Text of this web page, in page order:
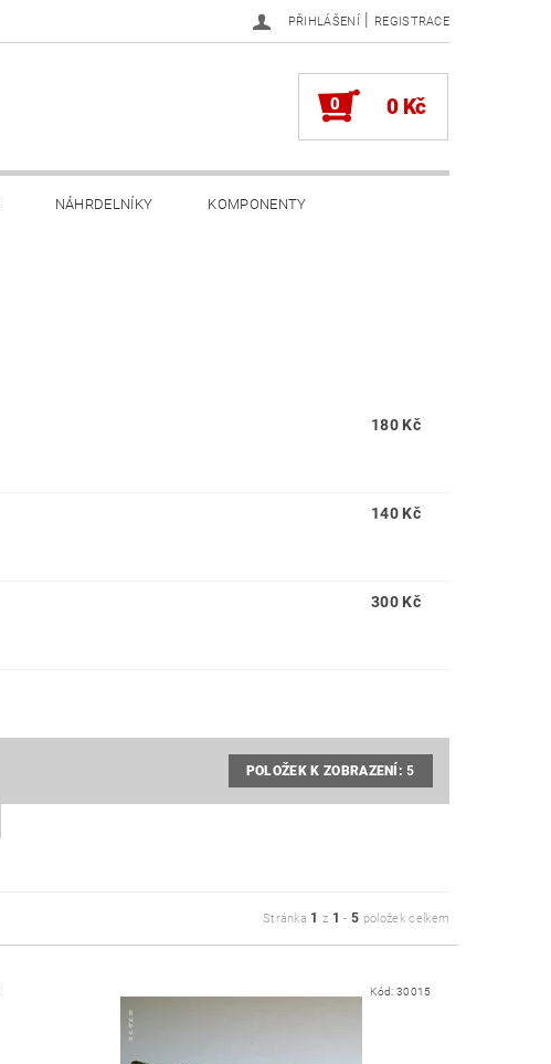
PŘIHLÁŠENÍ | REGISTRACE
0 0 Kč
NÁHRDELNÍKY KOMPONENTY
180 Kč
140 Kč
300 Kč
POLOŽEK K ZOBRAZENÍ:5
Stránka 1 z 1 -5 položek celkem
Kód:30015